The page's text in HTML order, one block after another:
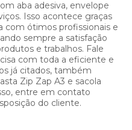
aba adesiva, envelope
Isso acontece graças
com ótimos profissionais e
sempre a satisfação
e trabalhos. Fale
com toda a eficiente e
já citados, também
Zip Zap A3 e sacola
entre em contato
do cliente.